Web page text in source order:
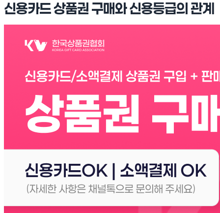
신용카드 상품권 구매와 신용등급의 관계